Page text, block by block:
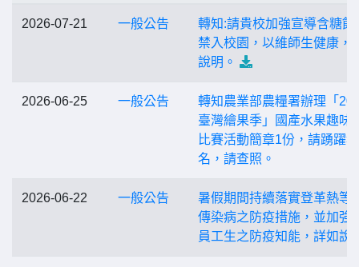
2026-07-21 一般公告
轉知:請貴校加強宣導含糖飲
禁入校園，以維師生健康，
說明。
2026-06-25 一般公告
轉知農業部農糧署辦理「
臺灣繪果季」國產水果趣味
比賽活動簡章1份，請踴躍報
名，請查照。
2026-06-22 一般公告
暑假期間持續落實登革熱等
傳染病之防疫措施，並加強
員工生之防疫知能，詳如說